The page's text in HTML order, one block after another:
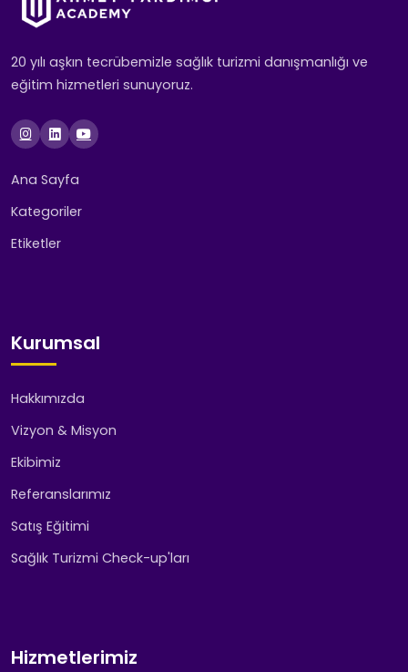
20 yılı aşkın tecrübemizle sağlık turizmi danışmanlığı ve
eğitim hizmetleri sunuyoruz.
Ana Sayfa
Kategoriler
Etiketler
Kurumsal
Hakkımızda
Vizyon & Misyon
Ekibimiz
Referanslarımız
Satış Eğitimi
Sağlık Turizmi Check-up'ları
Hizmetlerimiz